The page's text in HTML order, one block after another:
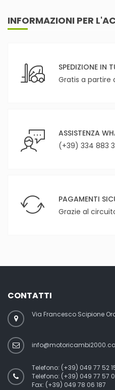
INFORMAZIONI PER
SPEDIZIONE IN
Gratis a partire
ASSISTENZA
(+39) 334 883
PAGAMENTI
Grazie al
CONTATTI
Via Francesco Scipione
Telefono: (+39) 049 77 52
Telefono: (+39) 049 77 57
Fax: (+39) 049 78 06 187